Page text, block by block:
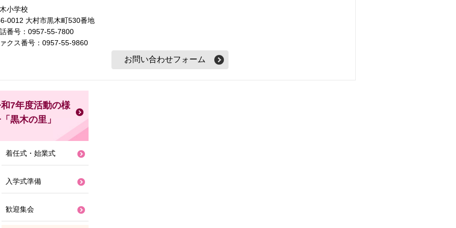
小学校
0012 大村市黒木町530番地
番号：0957-55-7800
クス番号：0957-55-9860
7年度活動の様
黒木の里」
着任式・始業式
入学式準備
歓迎集会